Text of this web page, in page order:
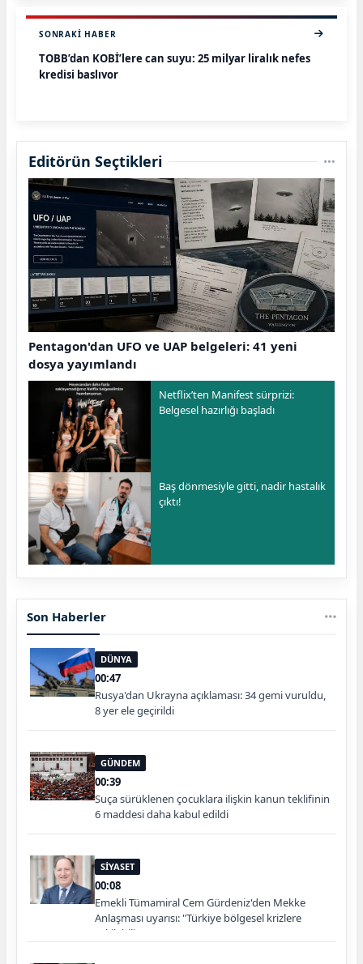
SONRAKI HABER
TOBB’dan KOBİ’lere can suyu: 25 milyar liralık nefes
kredisi başlıyor
Editörün Seçtikleri
Pentagon'dan UFO ve UAP belgeleri: 41 yeni
dosya yayımlandı
Netflix’ten Manifest sürprizi:
Belgesel hazırlığı başladı
Baş dönmesiyle gitti, nadir hastalık
çıktı!
Son Haberler
DÜNYA
00:47
Rusya'dan Ukrayna açıklaması: 34 gemi vuruldu,
8 yer ele geçirildi
GÜNDEM
00:39
Suça sürüklenen çocuklara ilişkin kanun teklifinin
6 maddesi daha kabul edildi
SİYASET
00:08
Emekli Tümamiral Cem Gürdeniz'den Mekke
Anlaşması uyarısı: "Türkiye bölgesel krizlere
çekilebilir"